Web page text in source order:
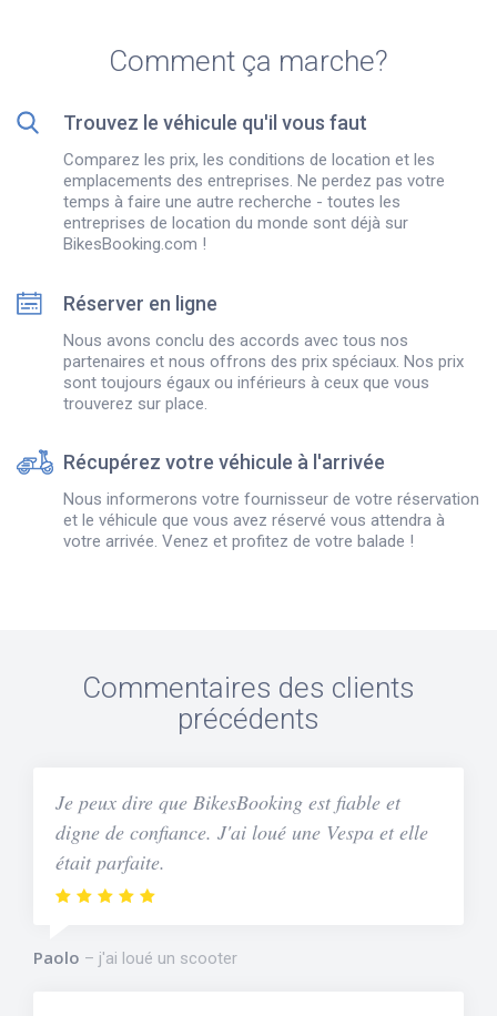
Comment ça marche?
Trouvez le véhicule qu'il vous faut
Comparez les prix, les conditions de location et les
emplacements des entreprises. Ne perdez pas votre
temps à faire une autre recherche - toutes les
entreprises de location du monde sont déjà sur
BikesBooking.com !
Réserver en ligne
Nous avons conclu des accords avec tous nos
partenaires et nous offrons des prix spéciaux. Nos prix
sont toujours égaux ou inférieurs à ceux que vous
trouverez sur place.
Récupérez votre véhicule à l'arrivée
Nous informerons votre fournisseur de votre réservation
et le véhicule que vous avez réservé vous attendra à
votre arrivée. Venez et profitez de votre balade !
Commentaires des clients
précédents
Je peux dire que BikesBooking est fiable et
digne de confiance. J'ai loué une Vespa et elle
était parfaite.
Paolo j'ai loué un scooter